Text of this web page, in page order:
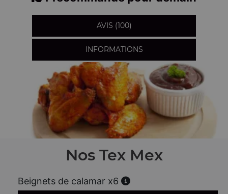
AVIS (100)
INFORMATIONS
Nos Tex Mex
Beignets de calamar x6